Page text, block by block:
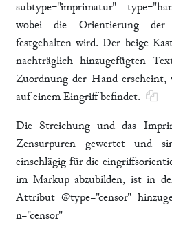
subtype="imprimatur"
wobei die Orientierung
festgehalten wird. Der beige
nachträglich hinzugefügten
Zuordnung der Hand erscheint,
auf einem Eingriff befindet.
Die Streichung und das
Zensurpuren gewertet und
einschlägig für die
im Markup abzubilden, ist in
Attribut @type="censor"
n="censor"